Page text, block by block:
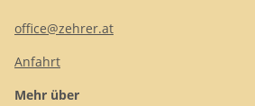
office@zehrer.at
Anfahrt
Mehr über